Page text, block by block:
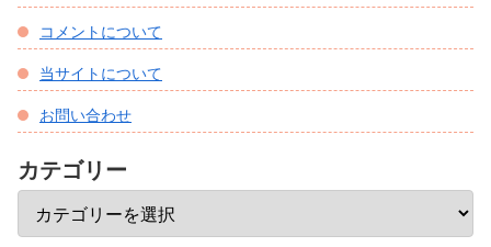
コメントについて
当サイトについて
お問い合わせ
カテゴリー